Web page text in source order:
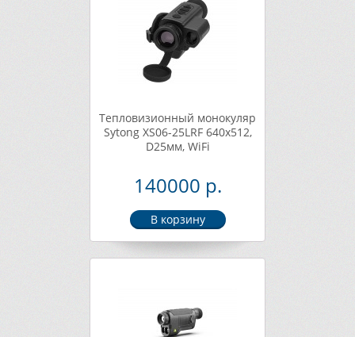
Тепловизионный монокуляр
Sytong XS06-25LRF 640x512,
D25мм, WiFi
140000 р.